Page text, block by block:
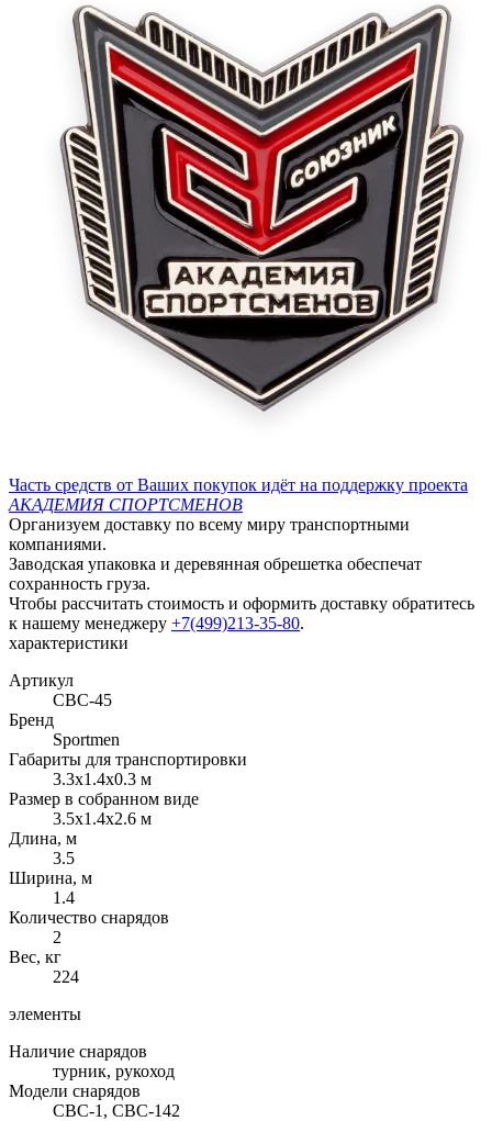
Часть средств от Ваших покупок идёт на поддержку проекта
АКАДЕМИЯ СПОРТСМЕНОВ
Организуем доставку по всему миру транспортными
компаниями.
Заводская упаковка и деревянная обрешетка обеспечат
сохранность груза.
Чтобы рассчитать стоимость и оформить доставку обратитесь
к нашему менеджеру +7(499)213-35-80.
характеристики
Артикул
СВС-45
Бренд
Sportmen
Габариты для транспортировки
3.3x1.4x0.3 м
Размер в собранном виде
3.5x1.4x2.6 м
Длина, м
3.5
Ширина, м
1.4
Количество снарядов
2
Вес, кг
224
элементы
Наличие снарядов
турник, рукоход
Модели снарядов
СВС-1, СВС-142